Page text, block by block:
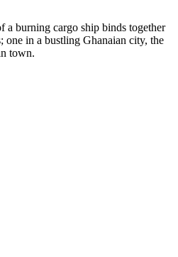
a burning cargo ship binds together
one in a bustling Ghanaian city, the
town.